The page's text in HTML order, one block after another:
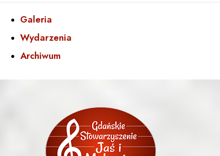
Galeria
Wydarzenia
Archiwum